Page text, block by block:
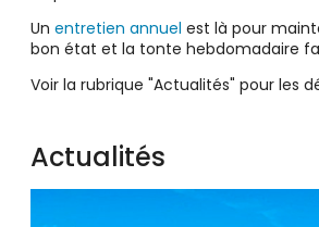
Un entretien annuel est là pour
bon état et la tonte hebdomadaire
Voir la rubrique "Actualités" pour les
Actualités